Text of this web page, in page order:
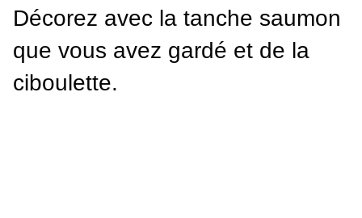
Décorez avec la tanche saumon
que vous avez gardé et de la
ciboulette.